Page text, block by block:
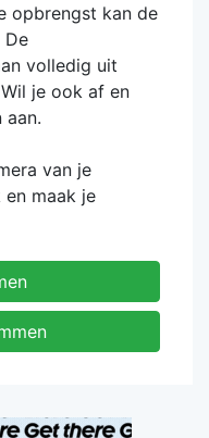
opbrengst kan de
De
volledig uit
je ook af en
aan.
van je
maak je